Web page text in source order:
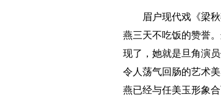
眉户现代戏《梁
燕三天不吃饭的赞誉
现了，她就是旦角演
令人荡气回肠的艺术
燕已经与任美玉形象